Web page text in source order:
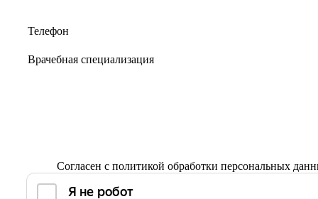
Согласен с политикой обработки персональных